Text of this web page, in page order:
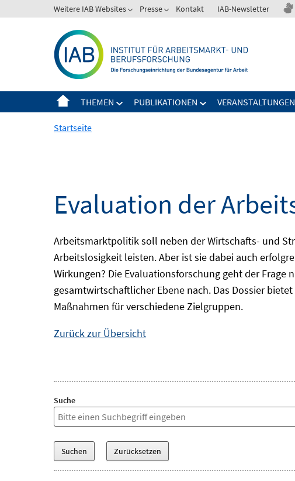
zum
Weitere IAB Websites Presse Kontakt IAB-Newsletter
THEMEN PUBLIKATIONEN VERANSTALTUNGEN
Startseite
Evaluation der
Arbeitsmarktpolitik soll neben der Wirtschafts- und
Arbeitslosigkeit leisten. Aber ist sie dabei auch
Wirkungen? Die Evaluationsforschung geht der
gesamtwirtschaftlicher Ebene nach. Das Dossier
Maßnahmen für verschiedene Zielgruppen.
Zurück zur Übersicht
Suche